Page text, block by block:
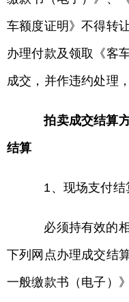
车额度证明》不得转
办理付款及领取《客
成交，并作违约处理
拍卖成交结算
结算
1、现场支付结
必须持有效的相
下列网点办理成交结
一般缴款书（电子）